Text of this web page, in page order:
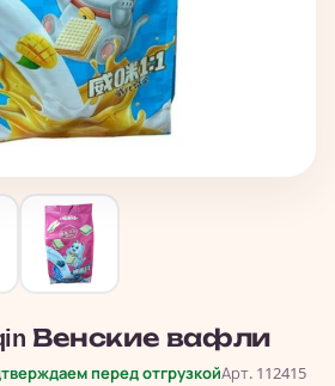
Венские вафли
перед отгрузкойАрт. 112415